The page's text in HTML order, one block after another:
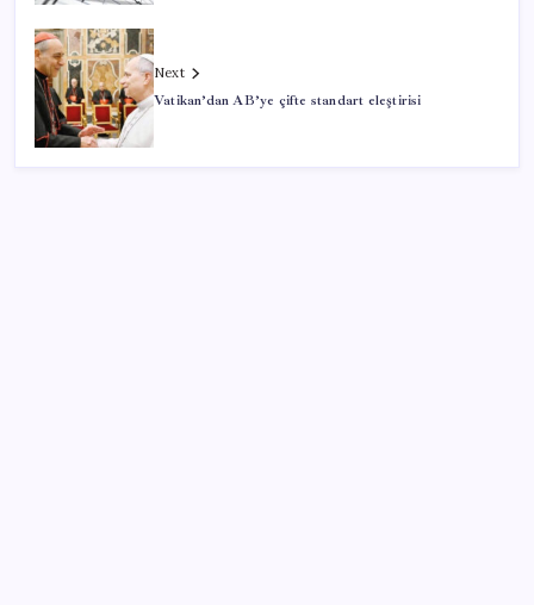
Next
Vatikan’dan AB’ye çifte standart eleştirisi